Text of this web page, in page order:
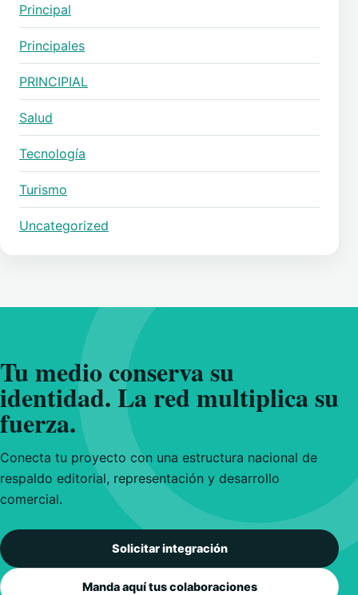
Principal
Principales
PRINCIPIAL
Salud
Tecnología
Turismo
Uncategorized
Tu medio conserva su
identidad. La red multiplica su
fuerza.
Conecta tu proyecto con una estructura nacional de
respaldo editorial, representación y desarrollo
comercial.
Solicitar integración
Manda aquí tus colaboraciones